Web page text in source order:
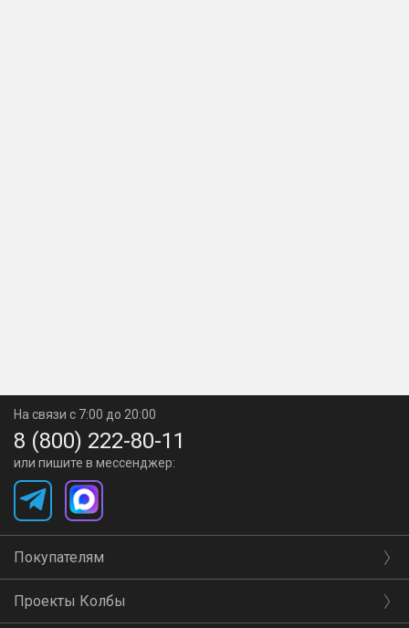
На связи с 7:00 до 20:00
8 (800) 222-80-11
или пишите в мессенджер:
Покупателям
Проекты Колбы